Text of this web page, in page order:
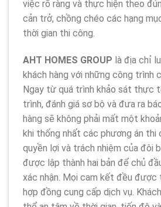
việc rõ ràng và thực hiện theo
cản trở, chồng chéo các hạng
thời gian thi công.
AHT HOMES GROUP là địa chỉ
khách hàng với những công trình
Ngay từ quá trình khảo sát thực
trình, đánh giá sơ bộ và đưa ra
hàng sẽ không phải mất một
khi thống nhất các phương án thi
quyền lợi và trách nhiệm của đôi
được lập thành hai bản để chủ
xác nhận. Mọi cam kết đều được
hợp đồng cung cấp dịch vụ.